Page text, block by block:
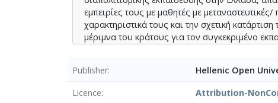
εμπειρίες τους με μαθητές με
χαρακτηριστικά τους και την σχετική
μέριμνα του κράτους για τον συγκεκριμένο
εκπαιδευτικούς του κλάδου. Τα ευρήματα της
που ορισμένες πτυχές της μεταναστευτικής
εκπαιδευτικές μαρτυρίες και αναπαραστάσεις,
Publisher
Hellenic Open
Licence
Attribution-